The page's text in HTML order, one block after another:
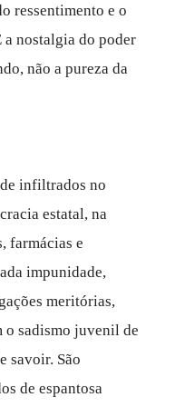
ressentimento e o
nostalgia do poder
não a pureza da
infiltrados no
estatal, na
farmácias e
impunidade,
meritórias,
o sadismo juvenil de
savoir. São
de espantosa